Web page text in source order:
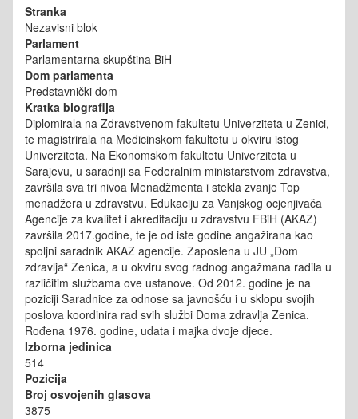
Stranka
Nezavisni blok
Parlament
Parlamentarna skupština BiH
Dom parlamenta
Predstavnički dom
Kratka biografija
Diplomirala na Zdravstvenom fakultetu Univerziteta u Zenici,
te magistrirala na Medicinskom fakultetu u okviru istog
Univerziteta. Na Ekonomskom fakultetu Univerziteta u
Sarajevu, u saradnji sa Federalnim ministarstvom zdravstva,
završila sva tri nivoa Menadžmenta i stekla zvanje Top
menadžera u zdravstvu. Edukaciju za Vanjskog ocjenjivača
Agencije za kvalitet i akreditaciju u zdravstvu FBiH (AKAZ)
završila 2017.godine, te je od iste godine angažirana kao
spoljni saradnik AKAZ agencije. Zaposlena u JU „Dom
zdravlja“ Zenica, a u okviru svog radnog angažmana radila u
različitim službama ove ustanove. Od 2012. godine je na
poziciji Saradnice za odnose sa javnošću i u sklopu svojih
poslova koordinira rad svih službi Doma zdravlja Zenica.
Rođena 1976. godine, udata i majka dvoje djece.
Izborna jedinica
514
Pozicija
Broj osvojenih glasova
3875